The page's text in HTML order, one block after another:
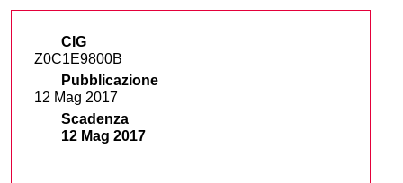
CIG
Z0C1E9800B
Pubblicazione
12 Mag 2017
Scadenza
12 Mag 2017